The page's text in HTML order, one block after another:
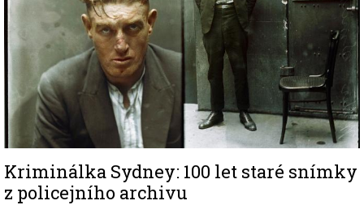
Kriminálka Sydney: 100 let staré snímky
z policejního archivu